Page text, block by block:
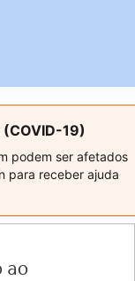
19)
podem ser afetados
para receber ajuda
ao